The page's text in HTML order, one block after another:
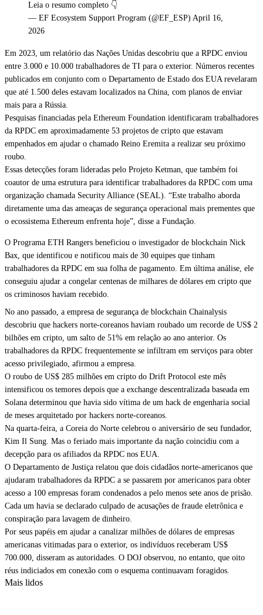
Leia o resumo completo 👇
— EF Ecosystem Support Program (@EF_ESP) April 16,
2026
Em 2023, um relatório das Nações Unidas descobriu que a RPDC enviou
entre 3.000 e 10.000 trabalhadores de TI para o exterior. Números recentes
publicados em conjunto com o Departamento de Estado dos EUA revelaram
que até 1.500 deles estavam localizados na China, com planos de enviar
mais para a Rússia.
Pesquisas financiadas pela Ethereum Foundation identificaram trabalhadores
da RPDC em aproximadamente 53 projetos de cripto que estavam
empenhados em ajudar o chamado Reino Eremita a realizar seu próximo
roubo.
Essas detecções foram lideradas pelo Projeto Ketman, que também foi
coautor de uma estrutura para identificar trabalhadores da RPDC com uma
organização chamada Security Alliance (SEAL). “Este trabalho aborda
diretamente uma das ameaças de segurança operacional mais prementes que
o ecossistema Ethereum enfrenta hoje”, disse a Fundação.
O Programa ETH Rangers beneficiou o investigador de blockchain Nick
Bax, que identificou e notificou mais de 30 equipes que tinham
trabalhadores da RPDC em sua folha de pagamento. Em última análise, ele
conseguiu ajudar a congelar centenas de milhares de dólares em cripto que
os criminosos haviam recebido.
No ano passado, a empresa de segurança de blockchain Chainalysis
descobriu que hackers norte-coreanos haviam roubado um recorde de US$ 2
bilhões em cripto, um salto de 51% em relação ao ano anterior. Os
trabalhadores da RPDC frequentemente se infiltram em serviços para obter
acesso privilegiado, afirmou a empresa.
O roubo de US$ 285 milhões em cripto do Drift Protocol este mês
intensificou os temores depois que a exchange descentralizada baseada em
Solana determinou que havia sido vítima de um hack de engenharia social
de meses arquitetado por hackers norte-coreanos.
Na quarta-feira, a Coreia do Norte celebrou o aniversário de seu fundador,
Kim Il Sung. Mas o feriado mais importante da nação coincidiu com a
decepção para os afiliados da RPDC nos EUA.
O Departamento de Justiça relatou que dois cidadãos norte-americanos que
ajudaram trabalhadores da RPDC a se passarem por americanos para obter
acesso a 100 empresas foram condenados a pelo menos sete anos de prisão.
Cada um havia se declarado culpado de acusações de fraude eletrônica e
conspiração para lavagem de dinheiro.
Por seus papéis em ajudar a canalizar milhões de dólares de empresas
americanas vitimadas para o exterior, os indivíduos receberam US$
700.000, disseram as autoridades. O DOJ observou, no entanto, que oito
réus indiciados em conexão com o esquema continuavam foragidos.
Mais lidos